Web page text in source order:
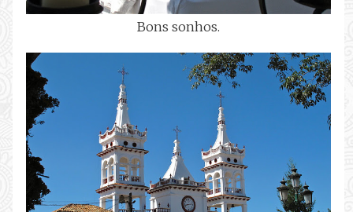
Bons sonhos.